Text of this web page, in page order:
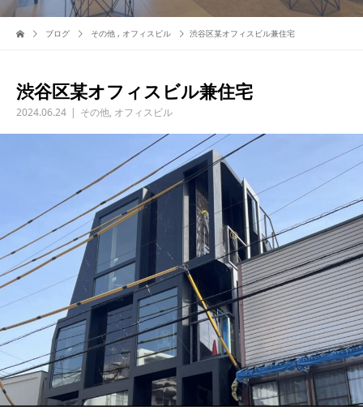
ブログ その他 , オフィスビル 渋谷区某オフィスビル兼住宅
渋谷区某オフィスビル兼住宅
2024.06.24 その他, オフィスビル